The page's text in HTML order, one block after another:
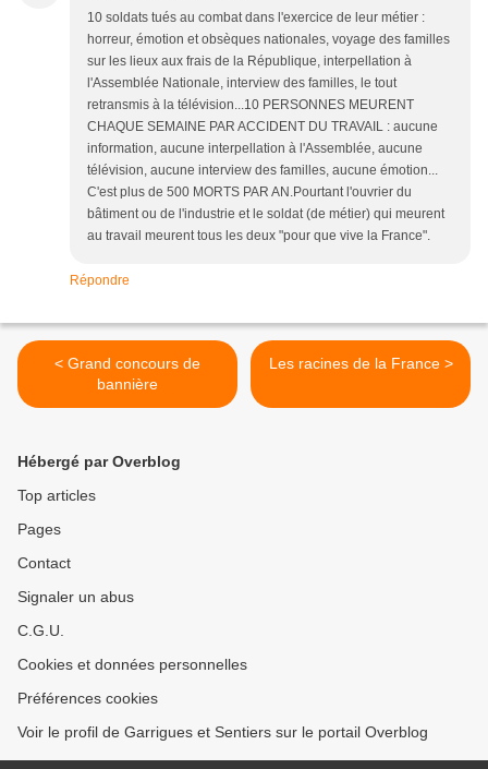
10 soldats tués au combat dans l'exercice de leur métier :
horreur, émotion et obsèques nationales, voyage des familles
sur les lieux aux frais de la République, interpellation à
l'Assemblée Nationale, interview des familles, le tout
retransmis à la télévision...10 PERSONNES MEURENT
CHAQUE SEMAINE PAR ACCIDENT DU TRAVAIL : aucune
information, aucune interpellation à l'Assemblée, aucune
télévision, aucune interview des familles, aucune émotion...
C'est plus de 500 MORTS PAR AN.Pourtant l'ouvrier du
bâtiment ou de l'industrie et le soldat (de métier) qui meurent
au travail meurent tous les deux "pour que vive la France".
Répondre
< Grand concours de
bannière
Les racines de la France >
Hébergé par Overblog
Top articles
Pages
Contact
Signaler un abus
C.G.U.
Cookies et données personnelles
Préférences cookies
Voir le profil de Garrigues et Sentiers sur le portail Overblog